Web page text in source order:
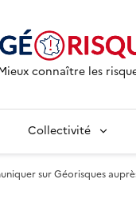
connaître les
Collectivité
sur Géorisques